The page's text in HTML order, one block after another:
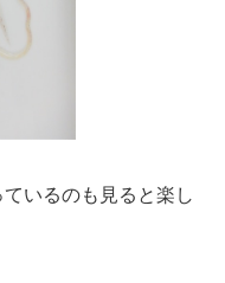
いるのも見ると楽し